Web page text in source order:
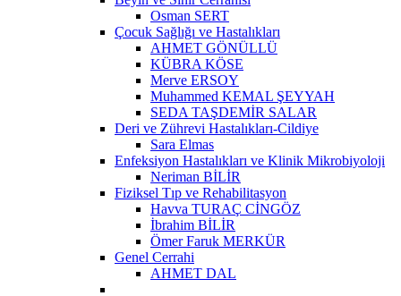
Osman SERT
Çocuk Sağlığı ve Hastalıkları
AHMET GÖNÜLLÜ
KÜBRA KÖSE
Merve ERSOY
Muhammed KEMAL ŞEYYAH
SEDA TAŞDEMİR SALAR
Deri ve Zührevi Hastalıkları-Cildiye
Sara Elmas
Enfeksiyon Hastalıkları ve Klinik Mikrobiyoloji
Neriman BİLİR
Fiziksel Tıp ve Rehabilitasyon
Havva TURAÇ CİNGÖZ
İbrahim BİLİR
Ömer Faruk MERKÜR
Genel Cerrahi
AHMET DAL